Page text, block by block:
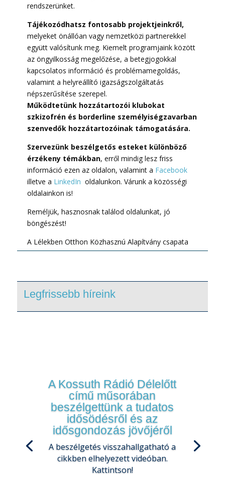
rendszerünket.
Tájékozódhatsz fontosabb projektjeinkről,
melyeket önállóan vagy nemzetközi partnerekkel
együtt valósítunk meg. Kiemelt programjaink között
az öngyilkosság megelőzése, a betegjogokkal
kapcsolatos információ és problémamegoldás,
valamint a helyreállító igazságszolgáltatás
népszerűsítése szerepel.
Működtetünk hozzátartozói klubokat
szkizofrén és borderline személyiségzavarban
szenvedők hozzátartozóinak támogatására.
Szervezünk beszélgetős esteket különböző
érzékeny témákban, erről mindig lesz friss
információ ezen az oldalon, valamint a Facebook
illetve a LinkedIn oldalunkon. Várunk a közösségi
oldalainkon is!
Reméljük, hasznosnak találod oldalunkat, jó
böngészést!
A Lélekben Otthon Közhasznú Alapítvány csapata
Legfrissebb híreink
A Kossuth Rádió Délelőtt
című műsorában
beszélgettünk a tudatos
idősödésről és az
idősgondozás jövőjéről
A beszélgetés visszahallgatható a
cikkben elhelyezett videóban.
Kattintson!